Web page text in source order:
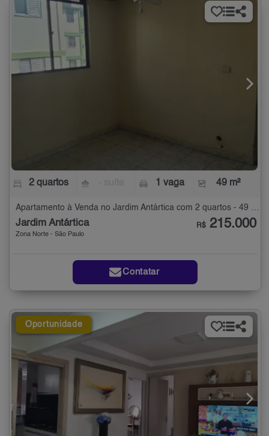
2 quartos 1 vaga 49 m²
Apartamento à Venda no Jardim Antártica com 2 quartos - 49 m²
Jardim Antártica
Zona Norte - São Paulo
R$ 215.000
Contatar
Oportunidade